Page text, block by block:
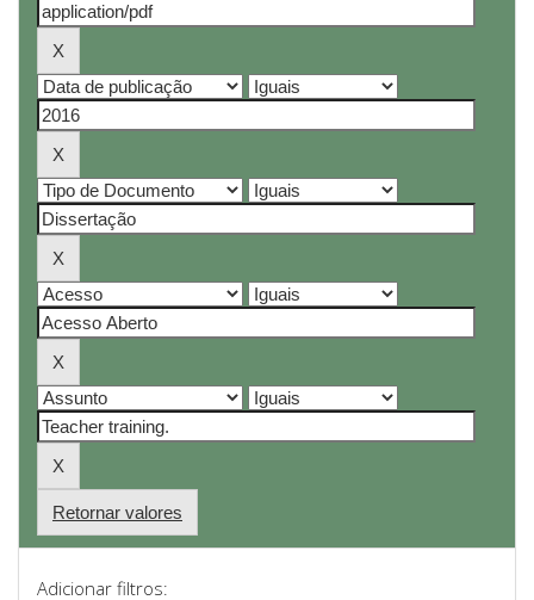
Retornar valores
Adicionar filtros: